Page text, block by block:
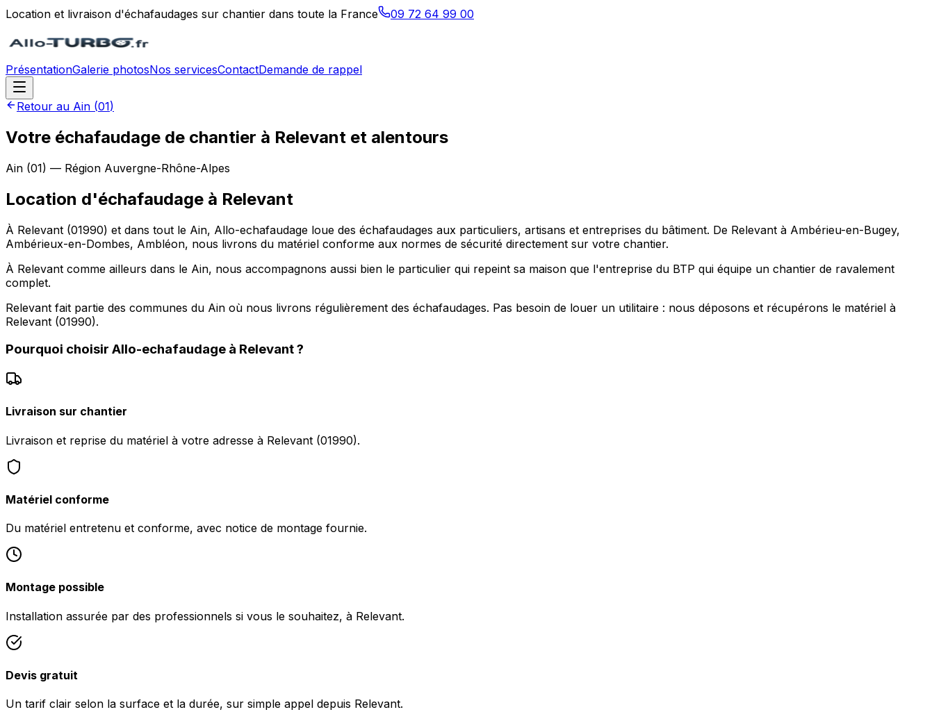
Location et livraison d'échafaudages sur chantier dans toute la France 09 72 64 99 00
PrésentationGalerie photosNos servicesContactDemande de rappel
Retour au Ain (01)
Votre échafaudage de chantier à Relevant et alentours
Ain (01) — Région Auvergne-Rhône-Alpes
Location d'échafaudage à Relevant
À Relevant (01990) et dans tout le Ain, Allo-echafaudage loue des échafaudages aux particuliers, artisans et entreprises du bâtiment. De Relevant à Ambérieu-en-Bugey,
Ambérieux-en-Dombes, Ambléon, nous livrons du matériel conforme aux normes de sécurité directement sur votre chantier.
À Relevant comme ailleurs dans le Ain, nous accompagnons aussi bien le particulier qui repeint sa maison que l'entreprise du BTP qui équipe un chantier de ravalement
complet.
Relevant fait partie des communes du Ain où nous livrons régulièrement des échafaudages. Pas besoin de louer un utilitaire : nous déposons et récupérons le matériel à
Relevant (01990).
Pourquoi choisir Allo-echafaudage à Relevant?
Livraison sur chantier
Livraison et reprise du matériel à votre adresse à Relevant (01990).
Matériel conforme
Du matériel entretenu et conforme, avec notice de montage fournie.
Montage possible
Installation assurée par des professionnels si vous le souhaitez, à Relevant.
Devis gratuit
Un tarif clair selon la surface et la durée, sur simple appel depuis Relevant.